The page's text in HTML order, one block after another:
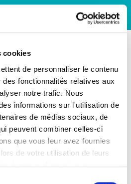
cookies
de personnaliser le contenu
fonctionnalités relatives aux
notre trafic. Nous
informations sur l'utilisation de
de médias sociaux, de
peuvent combiner celles-ci
que vous leur avez fournies
de votre utilisation de leurs